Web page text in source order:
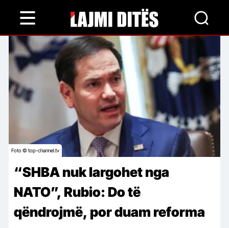
content
Foto © top-channel.tv
“SHBA nuk largohet nga
NATO”, Rubio: Do të
qëndrojmë, por duam reforma